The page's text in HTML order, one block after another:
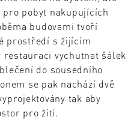
pobyt nakupujících
budovami tvoří
prostředí s žijícím
restauraci vychutnat šálek
do sousedního
se pak nachází dvě
tak aby
pro žití.